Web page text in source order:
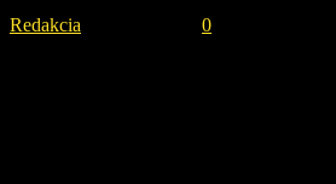
Redakcia 0